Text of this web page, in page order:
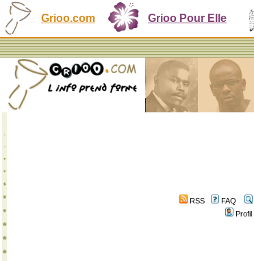
Grioo.com Grioo Pour Elle
RSS FAQ
Profil